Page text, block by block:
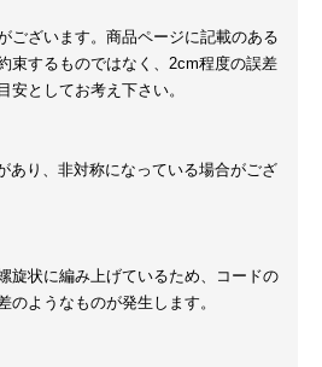
ございます。商品ページに記載のある
束するものではなく、2cm程度の誤差
安としてお考え下さい。
あり、非対称になっている場合がござ
旋状に編み上げているため、コードの
のようなものが発生します。